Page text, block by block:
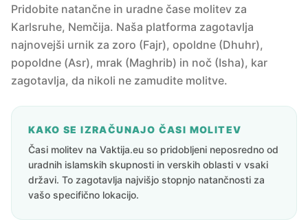
Pridobite natančne in uradne čase molitev za
Karlsruhe, Nemčija. Naša platforma zagotavlja
najnovejši urnik za zoro (Fajr), opoldne (Dhuhr),
popoldne (Asr), mrak (Maghrib) in noč (Isha), kar
zagotavlja, da nikoli ne zamudite molitve.
KAKO SE IZRAČUNAJO ČASI MOLITEV
Časi molitev na Vaktija.eu so pridobljeni neposredno od
uradnih islamskih skupnosti in verskih oblasti v vsaki
državi. To zagotavlja najvišjo stopnjo natančnosti za
vašo specifično lokacijo.